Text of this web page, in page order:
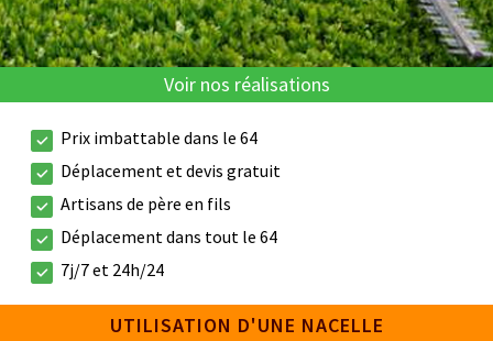
Voir nos réalisations
Prix imbattable dans le 64
Déplacement et devis gratuit
Artisans de père en fils
Déplacement dans tout le 64
7j/7 et 24h/24
UTILISATION D'UNE NACELLE